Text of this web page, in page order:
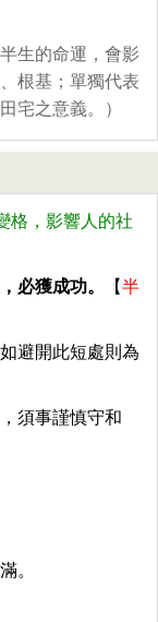
生的命運，會影
根基；單獨代表
宅之意義。）
格，影響人的社
必獲成功。 【半
避開此短處則為
須事謹慎守和
。